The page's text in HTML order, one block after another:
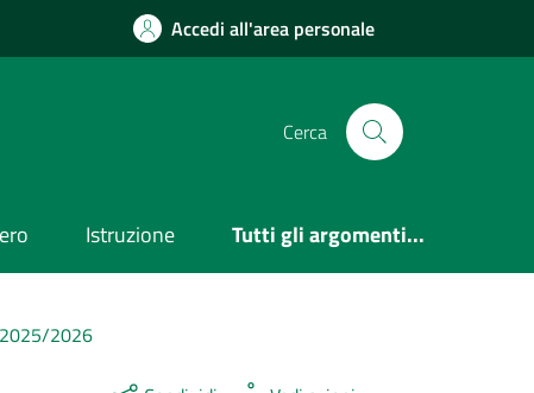
Accedi all'area personale
Cerca
Istruzione Tutti gli argomenti...
2026